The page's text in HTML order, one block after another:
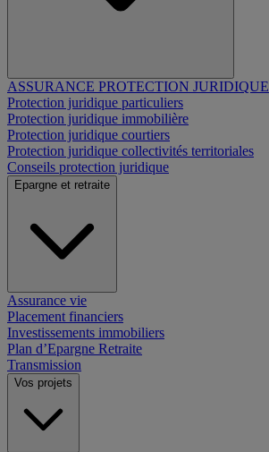
ASSURANCE PROTECTION JURIDIQUE
Protection juridique particuliers
Protection juridique immobilière
Protection juridique courtiers
Protection juridique collectivités territoriales
Conseils protection juridique
Epargne et retraite
Assurance vie
Placement financiers
Investissements immobiliers
Plan d’Epargne Retraite
Transmission
Vos projets